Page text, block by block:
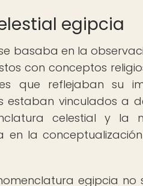
egipcia
basaba en la
con conceptos
que reflejaban su
estaban vinculados a
celestial y la
la
egipcia no